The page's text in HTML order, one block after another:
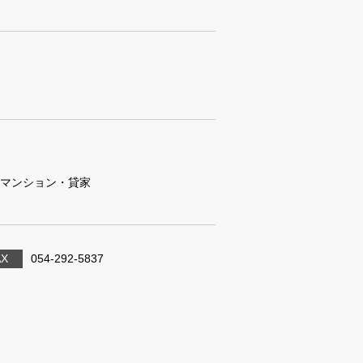
ンション・貸家
054-292-5837